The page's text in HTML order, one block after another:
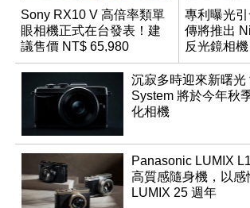
Sony RX10 V 高倍率類單
眼相機正式在台發表！建
議售價 NT$ 65,980
專利曝光
傳將推出
反光鏡相機
沉寂多時迎來新曙光
System 將於今年秋
化相機
Panasonic LUMIX
高質感隨身機，以感
LUMIX 25 週年